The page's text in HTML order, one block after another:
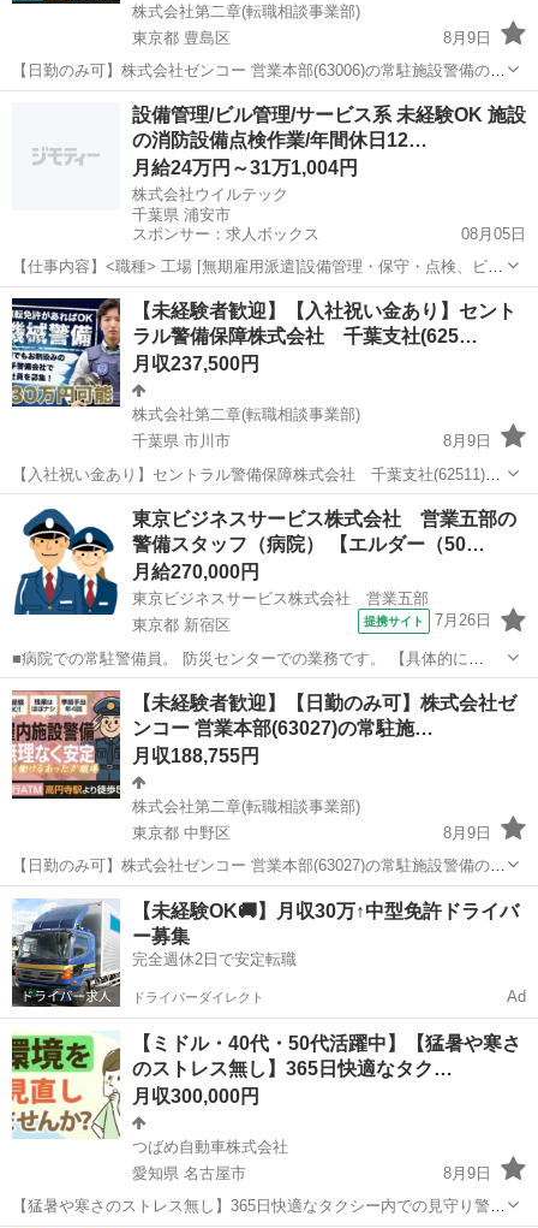
株式会社第二章(転職相談事業部)
東京都 豊島区
8月9日
【日勤のみ可】株式会社ゼンコー 営業本部(63006)の常駐施設警備の正
社員 - 池袋駅 【応募先企業名】株式会社第二章(転職相談事業部) 【雇
用形態】正社員【人材紹介】 【職種】警備員・警備関連 【応募資格】
・年齢要件...
豊島区 警備員 未経験
設備管理/ビル管理/サービス系 未経験OK 施設
の消防設備点検作業/年間休日12…
月給24万円～31万1,004円
株式会社ウイルテック
千葉県 浦安市
スポンサー：求人ボックス
08月05日
【仕事内容】<職種> 工場 [無期雇用派遣]設備管理・保守・点検、ビル
メンテナンス・管理、サービスその他 <雇用形態> 無期雇用派遣 <給
与> [無期雇用派遣]月給24万円～31.1004万円 交通費:一部支給 <交通費
>上限15...
正社員 / 派遣社員
【未経験者歓迎】【入社祝い金あり】セント
ラル警備保障株式会社 千葉支社(625…
月収237,500円
株式会社第二章(転職相談事業部)
千葉県 市川市
8月9日
【入社祝い金あり】セントラル警備保障株式会社 千葉支社(62511)の
機械警備の正社員 - 妙典駅 【応募先企業名】株式会社第二章(転職相談
事業部) 【雇用形態】正社員【人材紹介】 【職種】警備員・警備関連
【応募資格】 ...
千葉 警備員 未経験
東京ビジネスサービス株式会社 営業五部の
警備スタッフ（病院） 【エルダー（50…
月給270,000円
東京ビジネスサービス株式会社 営業五部
東京都 新宿区
提携サイト 7月26日
■病院での常駐警備員。 防災センターでの業務です。 【具体的に
は…】 ■出入り口での立哨 ■防災センターでの監視 ■施設内の巡回 ■タ
クシー乗り場での誘導 ■鍵の貸し出し ■拾得物対応 ■電話対応 など
座...
東京 新宿区 警備員
【未経験者歓迎】【日勤のみ可】株式会社ゼ
ンコー 営業本部(63027)の常駐施…
月収188,755円
株式会社第二章(転職相談事業部)
東京都 中野区
8月9日
【日勤のみ可】株式会社ゼンコー 営業本部(63027)の常駐施設警備の正
社員 - 中野駅 【応募先企業名】株式会社第二章(転職相談事業部) 【雇
用形態】正社員【人材紹介】 【職種】警備員・警備関連 【応募資格】
・年齢要件...
東京 中野区 警備員 未経験
【未経験OK🚚】月収30万↑中型免許ドライバ
ー募集
完全週休2日で安定転職
ドライバーダイレクト Ad
【ミドル・40代・50代活躍中】【猛暑や寒さ
のストレス無し】365日快適なタク…
月収300,000円
つばめ自動車株式会社
愛知県 名古屋市
8月9日
【猛暑や寒さのストレス無し】365日快適なタクシー内での見守り警備